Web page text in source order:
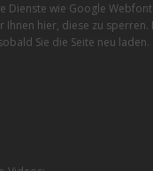
Dienste wie Google
Ihnen hier, diese zu
Sie die Seite neu laden.